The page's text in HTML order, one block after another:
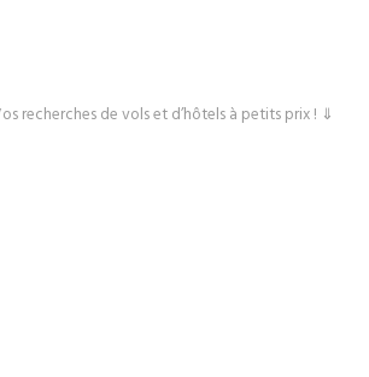
recherches de vols et d’hôtels à petits prix ! ⇓